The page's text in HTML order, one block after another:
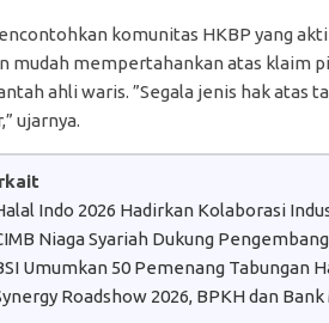
komunitas HKBP yang
mudah mempertahankan atas klaim
ahli waris. ”Segala jenis hak atas
ujarnya.
Indo 2026 Hadirkan Kolaborasi
Niaga Syariah Dukung
Umumkan 50 Pemenang Tabungan
Roadshow 2026, BPKH dan